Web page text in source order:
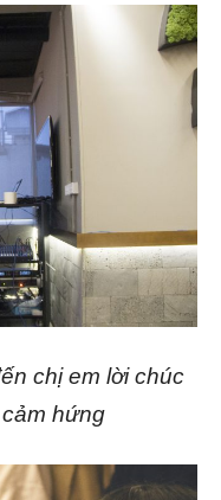
chị em lời chúc
hứng